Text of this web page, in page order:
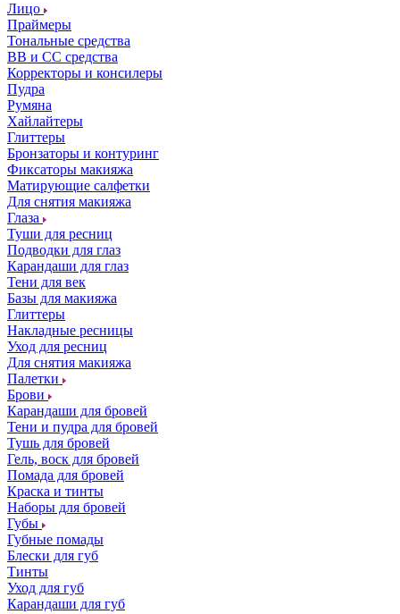
Лицо
Праймеры
Тональные средства
ВВ и СС средства
Корректоры и консилеры
Пудра
Румяна
Хайлайтеры
Глиттеры
Бронзаторы и контуринг
Фиксаторы макияжа
Матирующие салфетки
Для снятия макияжа
Глаза
Туши для ресниц
Подводки для глаз
Карандаши для глаз
Тени для век
Базы для макияжа
Глиттеры
Накладные ресницы
Уход для ресниц
Для снятия макияжа
Палетки
Брови
Карандаши для бровей
Тени и пудра для бровей
Тушь для бровей
Гель, воск для бровей
Помада для бровей
Краска и тинты
Наборы для бровей
Губы
Губные помады
Блески для губ
Тинты
Уход для губ
Карандаши для губ